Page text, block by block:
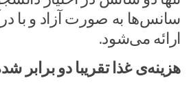
سانس‌ها به صورت آزاد و با
ارائه می‌شود.
هزینه‌ی غذا تقریبا دو برابر